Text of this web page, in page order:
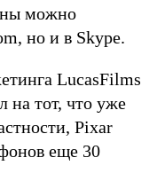
можно
но и в Skype.
LucasFilms
на тот, что уже
Pixar
еще 30